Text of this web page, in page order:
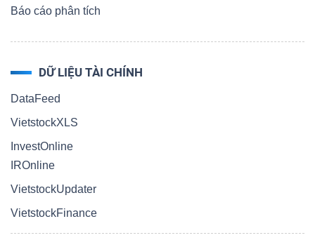
Báo cáo phân tích
DỮ LIỆU TÀI CHÍNH
DataFeed
VietstockXLS
InvestOnline
IROnline
VietstockUpdater
VietstockFinance
tạo
Sách
tài